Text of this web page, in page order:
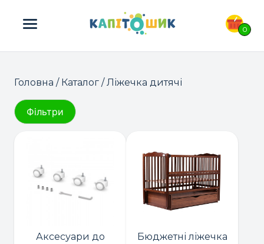
0
ПОШУК ТОВАРІВ:
Головна / Каталог / Ліжечка дитячі
Фільтри
Аксесуари до
Бюджетні ліжечка